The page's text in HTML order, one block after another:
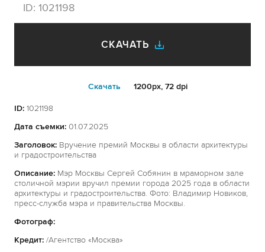
ID: 1021198
СКАЧАТЬ
Cкачать 1200px, 72 dpi
ID: 1021198
Дата съемки: 01.07.2025
Заголовок: Вручение премий Москвы в области архитектуры
и градостроительства
Описание: Мэр Москвы Сергей Собянин в мраморном зале
столичной мэрии вручил премии города 2025 года в области
архитектуры и градостроительства. Фото: Владимир Новиков,
пресс-служба мэра и правительства Москвы.
Фотограф:
Кредит: /Агентство «Москва»